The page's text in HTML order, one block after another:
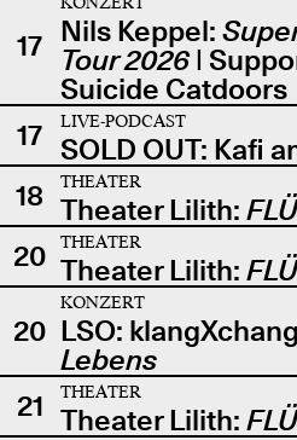
17 Nils Keppel:
Tour 2026|
Suicide Catdoors
17
LIVE-PODCAST
SOLD OUT: Kafi
18
THEATER
Theater Lilith:
20
THEATER
Theater Lilith:
20
KONZERT
LSO:
Lebens
21
THEATER
Theater Lilith: